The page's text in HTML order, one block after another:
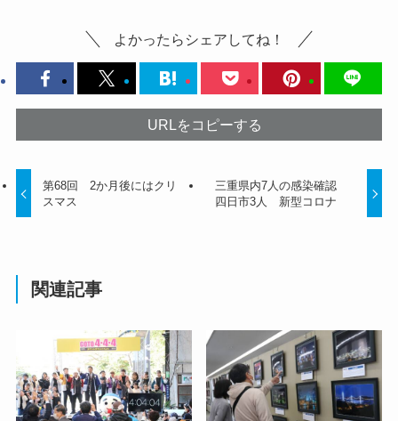
よかったらシェアしてね！
URLをコピーする
第68回 2か月後にはクリ
スマス
三重県内7人の感染確認
四日市3人 新型コロナ
関連記事